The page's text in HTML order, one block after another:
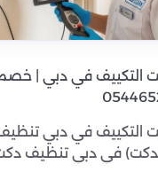
التكييف في دبي
في دبي تنظيف